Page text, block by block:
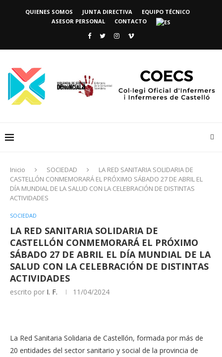
QUIENES SOMOS JUNTA DIRECTIVA
EQUIPO TÉCNICO
ASESOR PERSONAL
CONTACTO
Inicio SOCIEDAD
LA RED SANITARIA SOLIDARIA DE
CASTELLÓN CONMEMORARÁ EL PRÓXIMO SÁBADO 27 DE ABRIL EL
DÍA MUNDIAL DE LA SALUD CON LA CELEBRACIÓN DE DISTINTAS
ACTIVIDADES
SOCIEDAD
LA RED SANITARIA SOLIDARIA DE
CASTELLÓN CONMEMORARÁ EL PRÓXIMO
SÁBADO 27 DE ABRIL EL DÍA MUNDIAL DE LA
SALUD CON LA CELEBRACIÓN DE DISTINTAS
ACTIVIDADES
escrito por I. F. 11/04/2024
La Red Sanitaria Solidaria de Castellón, formada por más de
20 entidades del sector sanitario y social de la provincia de